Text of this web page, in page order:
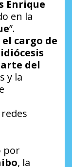
Enrique
en la
”.
cargo de
del
y la
por
, la